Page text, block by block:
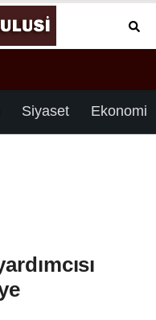
Siyaset Ekonomi